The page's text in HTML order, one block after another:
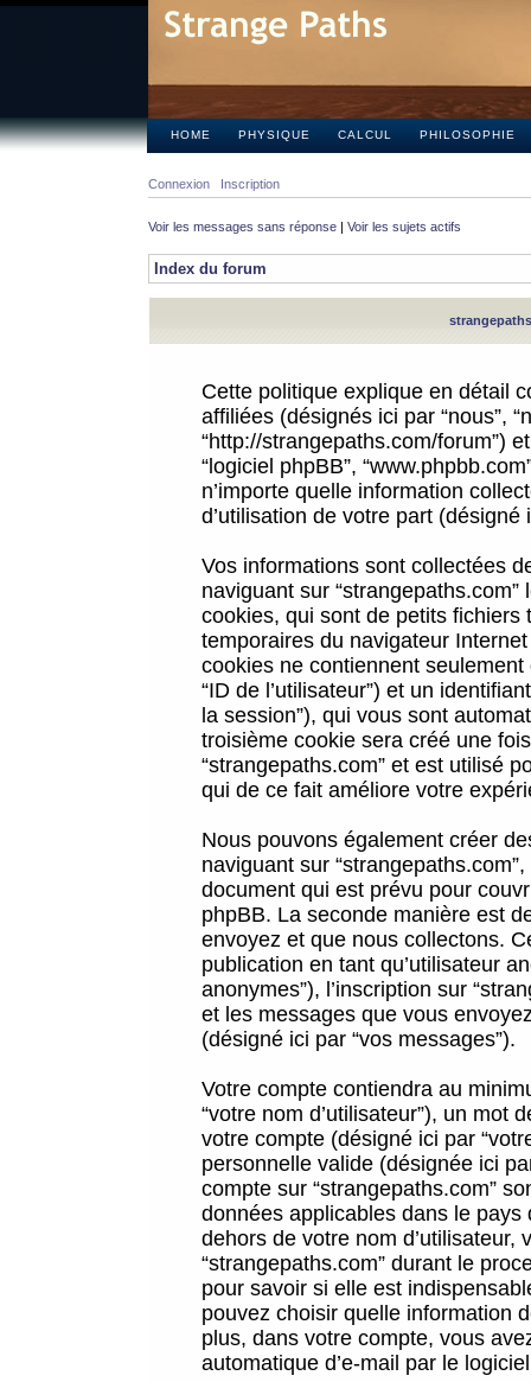
HOME PHYSIQUE CALCUL PHILOSOPHIE
Connexion Inscription
Voir les messages sans réponse | Voir les sujets actifs
Index du forum
Cette politique explique en détail
affiliées (désignés ici par “nous”,
“http://strangepaths.com/forum”)
“logiciel phpBB”,
n’importe quelle information
d’utilisation de votre part (désigné
Vos informations sont collectées
naviguant sur
cookies, qui sont de petits
temporaires du navigateur
cookies ne contiennent
“ID de l’utilisateur”) et un
la session”), qui vous sont
troisième cookie sera créé une
“strangepaths.com” et est utilisé
qui de ce fait améliore votre
Nous pouvons également créer
naviguant sur
document qui est prévu pour
phpBB. La seconde manière est
envoyez et que nous collectons.
publication en tant qu’utilisateur
anonymes”), l’inscription sur
et les messages que vous
(désigné ici par “vos messages”).
Votre compte contiendra au
“votre nom d’utilisateur”), un mot
votre compte (désigné ici par
personnelle valide (désignée ici
compte sur “strangepaths.com”
données applicables dans le
dehors de votre nom
“strangepaths.com” durant le
pour savoir si elle est
pouvez choisir quelle information
plus, dans votre compte, vous
automatique d’e-mail par le